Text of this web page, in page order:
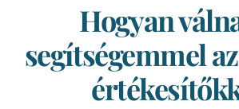
Hogyan
segítségemmel